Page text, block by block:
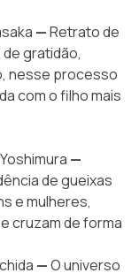
—Retrato de
de gratidão,
nesse processo
com o filho mais
—
de gueixas
e mulheres,
cruzam de forma
—O universo